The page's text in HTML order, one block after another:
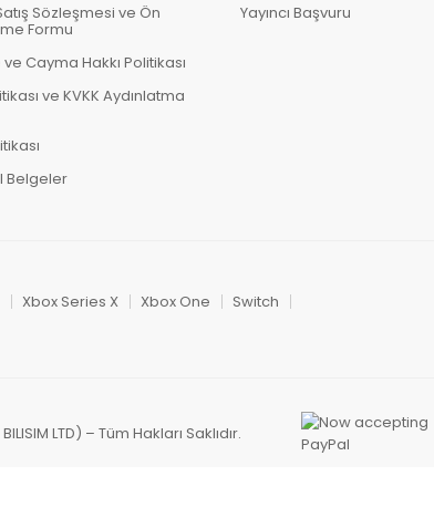
Sözleşmesi ve Ön
Formu
Cayma Hakkı Politikası
ve KVKK Aydınlatma
Belgeler
Yayıncı Başvuru
Xbox Series X Xbox One Switch
LTD) – Tüm Hakları Saklıdır.